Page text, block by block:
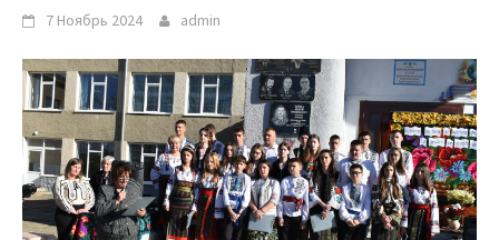
7 Ноябрь 2024 admin